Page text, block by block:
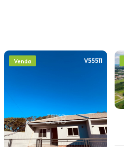
Venda V55511